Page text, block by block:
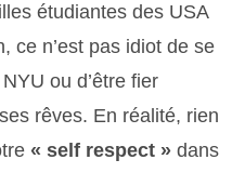
étudiantes des USA
ce n’est pas idiot de se
ou d’être fier
rêves. En réalité, rien
« self respect » dans